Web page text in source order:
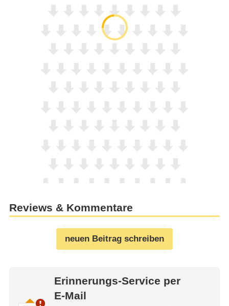
Reviews & Kommentare
neuen Beitrag schreiben
Erinnerungs-Service per
E-Mail